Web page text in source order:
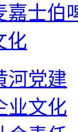
嘉士伯
化
河党建
业文化